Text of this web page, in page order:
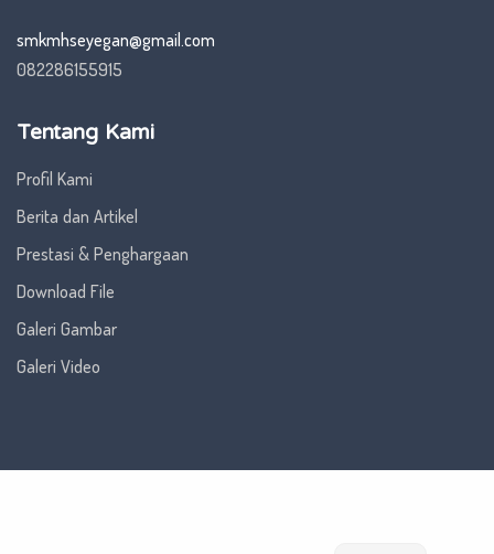
smkmhseyegan@gmail.com
082286155915
Tentang Kami
Profil Kami
Berita dan Artikel
Prestasi & Penghargaan
Download File
Galeri Gambar
Galeri Video